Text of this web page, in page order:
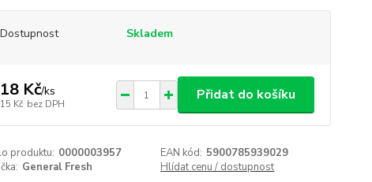
Dostupnost Skladem
18 Kč/ks
15 Kč bez DPH
Přidat do košíku
produktu: 0000003957 EAN kód: 5900785939029
General Fresh Hlídat cenu / dostupnost